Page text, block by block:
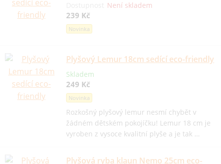
Není skladem
239 Kč
Novinka
Plyšový Lemur 18cm sedící eco-friendly
Skladem
249 Kč
Novinka
Rozkošný plyšový lemur nesmí chybět v
žádném dětském pokojíčku! Lemur 18 cm je
vyroben z vysoce kvalitní plyše a je tak …
Plyšová ryba klaun Nemo 25cm eco-